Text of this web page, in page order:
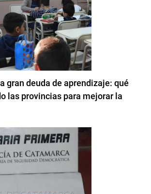
gran deuda de aprendizaje: qué
las provincias para mejorar la